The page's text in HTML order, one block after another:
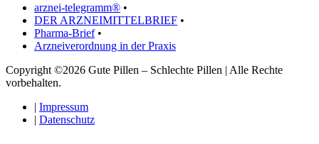
arznei-telegramm® •
DER ARZNEIMITTELBRIEF •
Pharma-Brief•
Arzneiverordnung in der Praxis
Copyright ©2026 Gute Pillen – Schlechte Pillen | Alle Rechte
vorbehalten.
| Impressum
| Datenschutz